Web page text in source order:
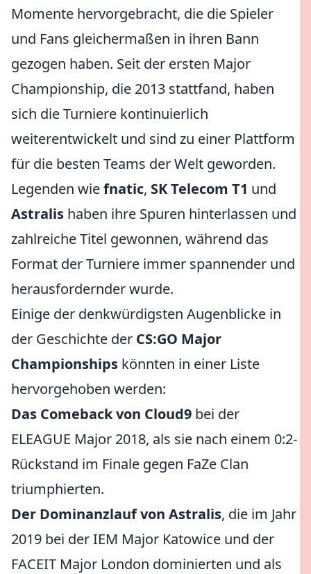
Momente hervorgebracht, die die Spieler
und Fans gleichermaßen in ihren Bann
gezogen haben. Seit der ersten Major
Championship, die 2013 stattfand, haben
sich die Turniere kontinuierlich
weiterentwickelt und sind zu einer Plattform
für die besten Teams der Welt geworden.
Legenden wiefnatic, SK Telecom T1 und
Astralis haben ihre Spuren hinterlassen und
zahlreiche Titel gewonnen, während das
Format der Turniere immer spannender und
herausfordernder wurde.
Einige der denkwürdigsten Augenblicke in
der Geschichte der CS:GO Major
Championships könnten in einer Liste
hervorgehoben werden:
Das Comeback von Cloud9 bei der
ELEAGUE Major 2018, als sie nach einem 0:2-
Rückstand im Finale gegen FaZe Clan
triumphierten.
Der Dominanzlauf von Astralis, die im Jahr
2019 bei der IEM Major Katowice und der
FACEIT Major London dominierten und als